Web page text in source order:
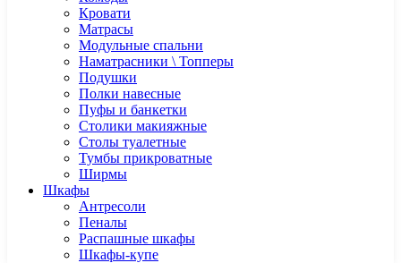
Кровати
Матрасы
Модульные спальни
Наматрасники \ Топперы
Подушки
Полки навесные
Пуфы и банкетки
Столики макияжные
Столы туалетные
Тумбы прикроватные
Ширмы
Шкафы
Антресоли
Пеналы
Распашные шкафы
Шкафы-купе